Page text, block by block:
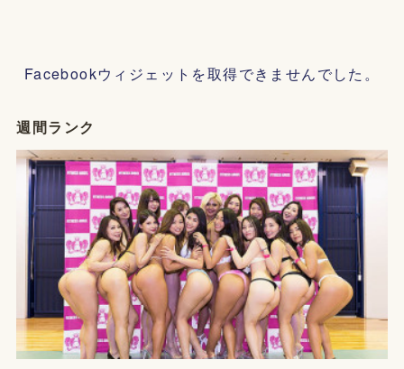
Facebookウィジェットを取得できませんでした。
週間ランク